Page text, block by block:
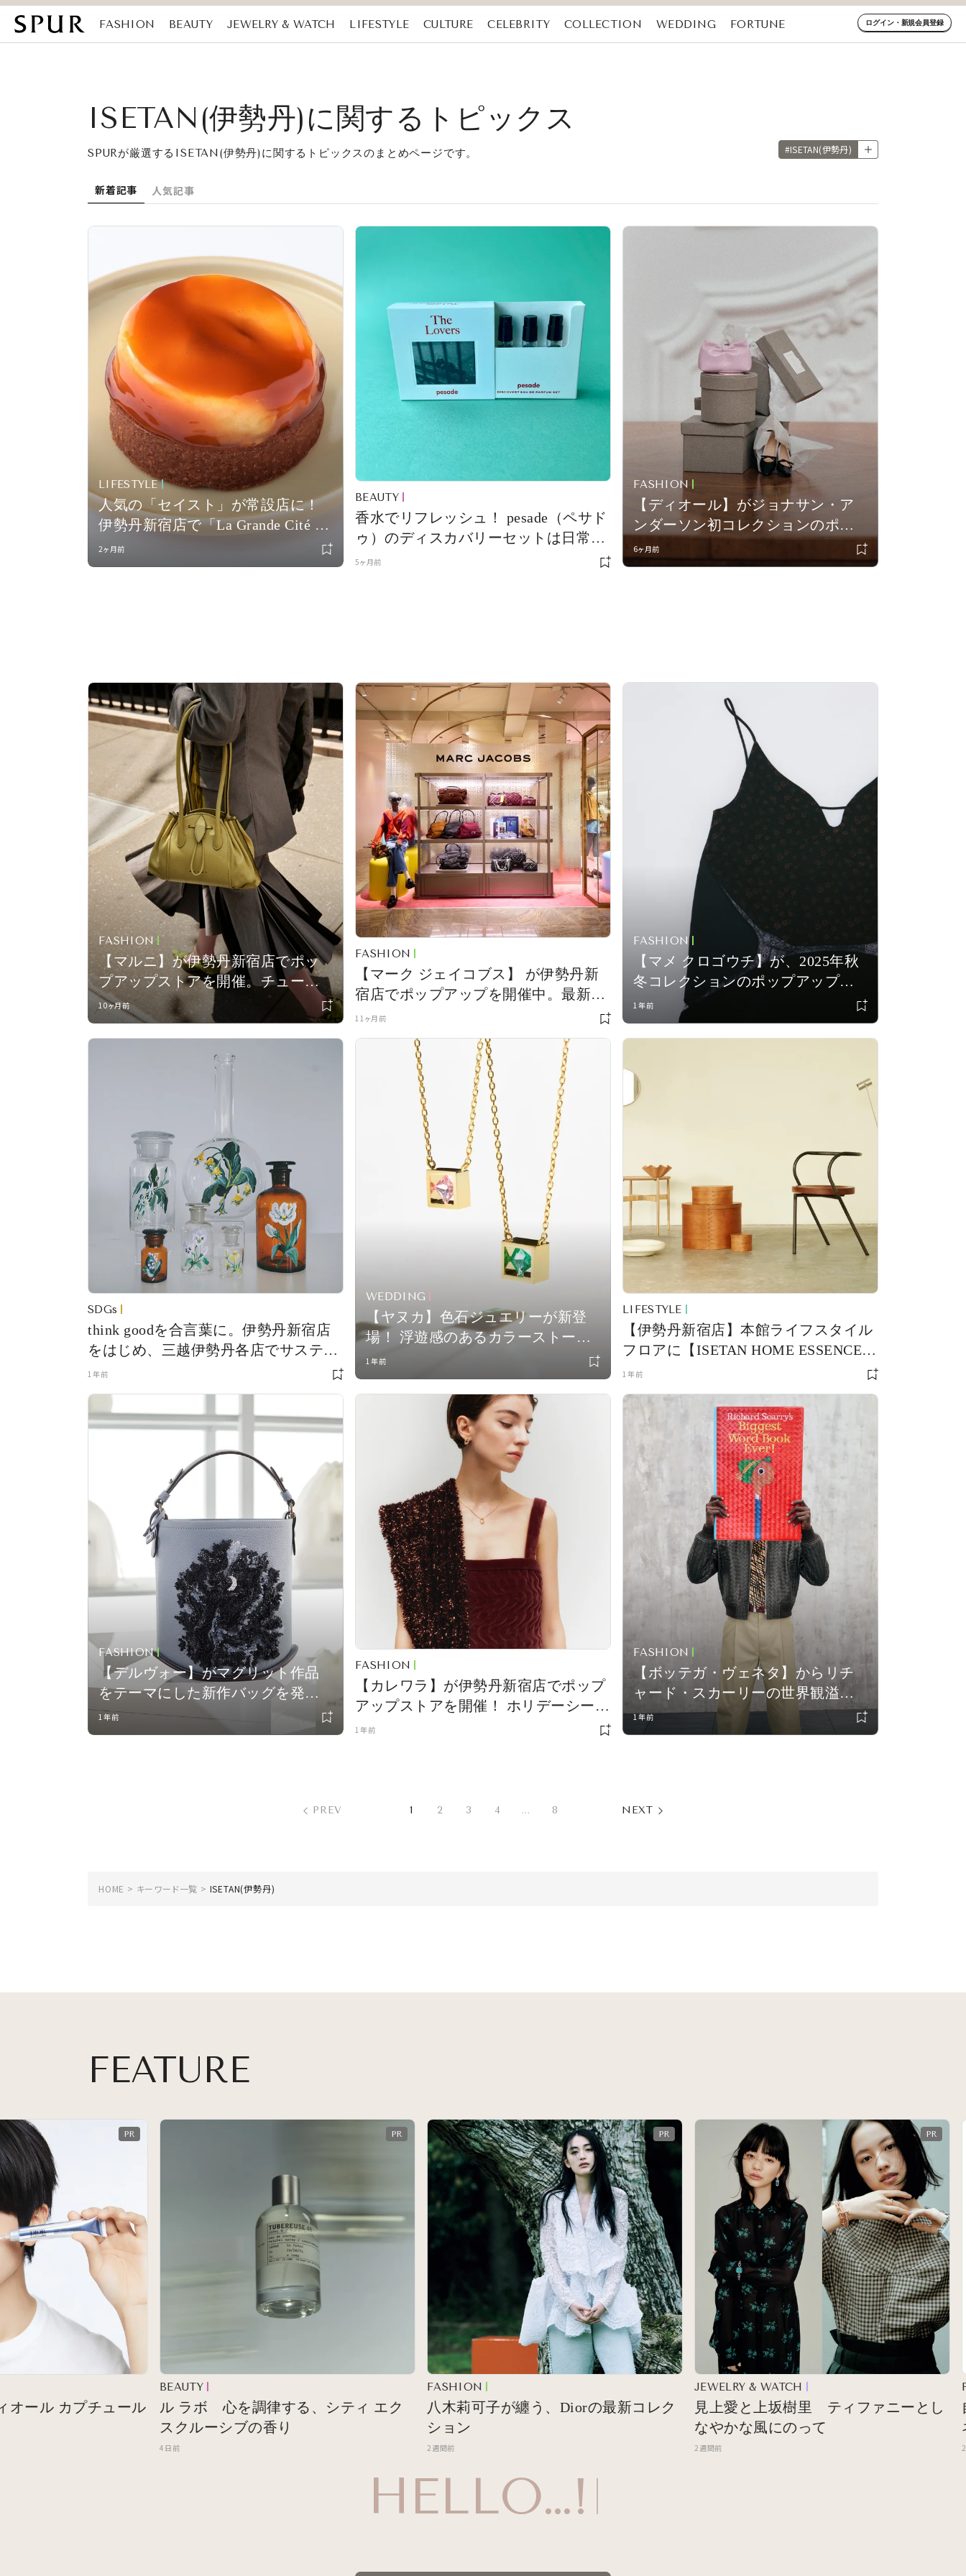
FASHION BEAUTY JEWELRY & WATCH LIFESTYLE CULTURE CELEBRITY COLLECTION WEDDING
FORTUNE
ログイン・新規会員登録
ISETAN(伊勢丹)に関するトピックス
SPURが厳選するISETAN(伊勢丹)に関するトピックスのまとめページです。 #ISETAN(伊勢丹)
新着記事 人気記事
LIFESTYLE
人気の「セイスト」が常設店に！
伊勢丹新宿店で「La Grande Cité 洋
菓子サンク プロジェクト」がスタ
ート。本館地下1階の洋菓子エリア
2ヶ月前
BEAUTY
香水でリフレッシュ！ pesade（ペサド
ゥ）のディスカバリーセットは日常の
気分転換にぴったりです
5ヶ月前
FASHION
【ディオール】がジョナサン・ア
ンダーソン初コレクションのポッ
プアップを伊勢丹新宿店で開催。
限定バッグも登場！
6ヶ月前
FASHION
【マルニ】が伊勢丹新宿店でポッ
プアップストアを開催。チューリ
ップから着想を得た、新作「チュ
ーリペア」を先行販売
10ヶ月前
FASHION
【マーク ジェイコブス】 が伊勢丹新
宿店でポップアップを開催中。最新バ
ッグなどを対象に購入者スペシャル特
典も！
11ヶ月前
FASHION
【マメ クロゴウチ】が、2025年秋
冬コレクションのポップアップス
トアを伊勢丹新宿店で開催。限定
アイテムも登場
1年前
SDGs
think goodを合言葉に。伊勢丹新宿店
をはじめ、三越伊勢丹各店でサステイ
ナブルなイベントを開催！
1年前
WEDDING
【ヤヌカ】色石ジュエリーが新登
場！ 浮遊感のあるカラーストーン
を記念日に
1年前
LIFESTYLE
【伊勢丹新宿店】本館ライフスタイル
フロアに【ISETAN HOME ESSENCE】
がオープン！ 本質的な美学を宿した国
内外の名品をラインナップ
1年前
FASHION
【デルヴォー】がマグリット作品
をテーマにした新作バッグを発
表。伊勢丹新宿店でポップアップ
を開催！
1年前
FASHION
【カレワラ】が伊勢丹新宿店でポップ
アップストアを開催！ ホリデーシーズ
ンにぴったりのアイテムが勢揃い
1年前
FASHION
【ボッテガ・ヴェネタ】からリチ
ャード・スカーリーの世界観溢れ
るコレクションが登場！ ポップア
ップを開催中
1年前
PREV 1 2 3 4 ... 8 NEXT
HOME キーワード一覧 ISETAN(伊勢丹)
FEATURE
HELLO…!
ル カプチュール
BEAUTY
ル ラボ 心を調律する、シティ エク
スクルーシブの香り
FASHION
八木莉可子が纏う、Diorの最新コレク
ション
2週間前
JEWELRY & WATCH
見上愛と上坂樹里 ティファニーとし
なやかな風にのって
2週間前
自
ネ
2週間前